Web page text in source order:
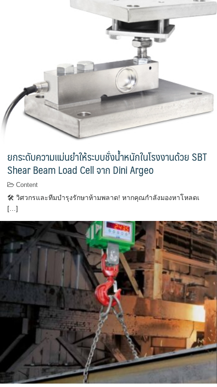
ยกระดับความแม่นยำให้ระบบชั่งน้ำหนักในโรงงานด้วย SBT
Shear Beam Load Cell จาก Dini Argeo
Content
🛠 วิศวกรและทีมบำรุงรักษาห้ามพลาด! หากคุณกำลังมองหาโหลดเ
[…]